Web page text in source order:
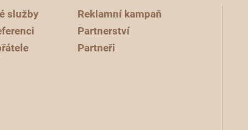
služby
Reklamní kampaň
Partnerství
Partneři